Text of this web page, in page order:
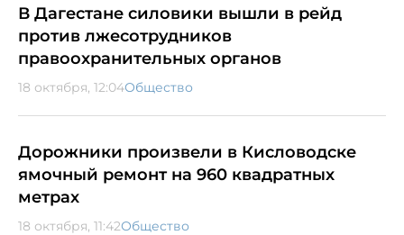
В Дагестане силовики вышли в рейд
против лжесотрудников
правоохранительных органов
18 октября, 12:04Общество
Дорожники произвели в Кисловодске
ямочный ремонт на 960 квадратных
метрах
18 октября, 11:42Общество